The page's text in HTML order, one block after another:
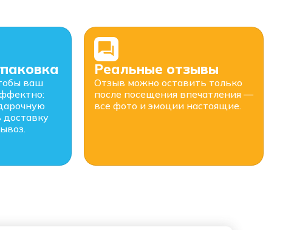
ваш
Реальные отзывы
Отзыв можно оставить только
после посещения впечатления —
все фото и эмоции настоящие.